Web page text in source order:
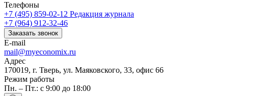
Телефоны
+7 (495) 859-02-12 Редакция журнала
+7 (964) 912-32-46
Заказать звонок
E-mail
mail@myeconomix.ru
Адрес
170019, г. Тверь, ул. Маяковского, 33, офис 66
Режим работы
Пн. – Пт.: с 9:00 до 18:00